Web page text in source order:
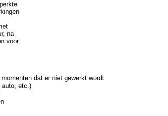
na
voor
dat er niet gewerkt wordt
auto, etc.)